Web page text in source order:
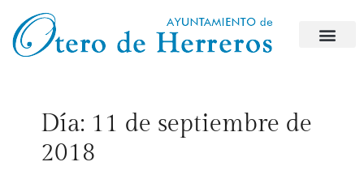
Día: 11 de septiembre de
2018